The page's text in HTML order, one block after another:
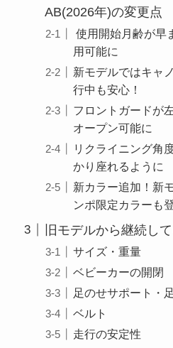
AB(2026年)の変更点
使用開始月齢が早
用可能に
新モデルではキャ
行中も安心！
フロントガードが
オープン可能に
リクライニング角
かり座れるように
新カラー追加！新
ンポ限定カラーも
旧モデルから継続し
サイズ・重量
ベビーカーの開閉
足のせサポート・
ベルト
走行の安定性